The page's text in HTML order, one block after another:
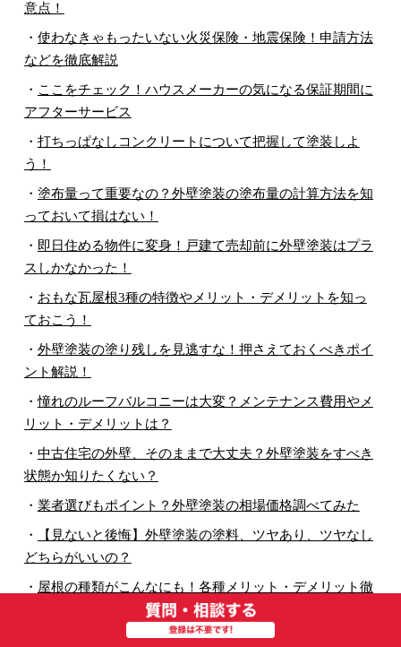
意点！
・ 使わなきゃもったいない火災保険・地震保険！申請方法
などを徹底解説
・ ここをチェック！ハウスメーカーの気になる保証期間に
アフターサービス
・ 打ちっぱなしコンクリートについて把握して塗装しよ
う！
・ 塗布量って重要なの？外壁塗装の塗布量の計算方法を知
っておいて損はない！
・ 即日住める物件に変身！戸建て売却前に外壁塗装はプラ
スしかなかった！
・ おもな瓦屋根3種の特徴やメリット・デメリットを知っ
ておこう！
・ 外壁塗装の塗り残しを見逃すな！押さえておくべきポイ
ント解説！
・憧れのルーフバルコニーは大変？メンテナンス費用やメ
リット・デメリットは？
・ 中古住宅の外壁、そのままで大丈夫？外壁塗装をすべき
状態か知りたくない？
・ 業者選びもポイント？外壁塗装の相場価格調べてみた
・
【見ないと後悔】外壁塗装の塗料、ツヤあり、ツヤなし
どちらがいいの？
・ 屋根の種類がこんなにも！各種メリット・デメリット徹
一級塗装技能士とは？合格までの道筋を徹底網羅！